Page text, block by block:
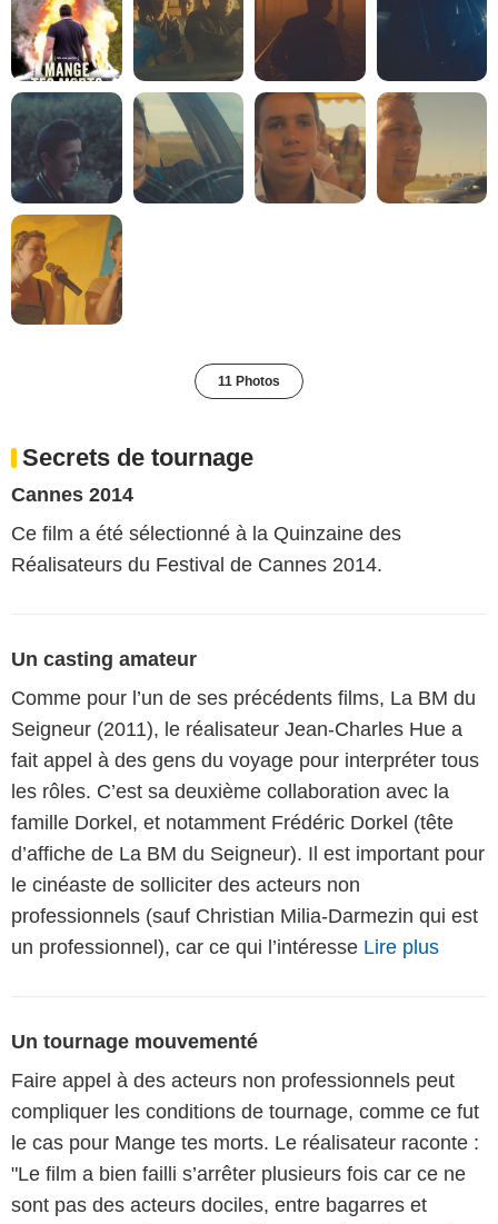
11 Photos
Secrets de tournage
Cannes 2014
Ce film a été sélectionné à la Quinzaine des
Réalisateurs du Festival de Cannes 2014.
Un casting amateur
Comme pour l’un de ses précédents films, La BM du
Seigneur (2011), le réalisateur Jean-Charles Hue a
fait appel à des gens du voyage pour interpréter tous
les rôles. C’est sa deuxième collaboration avec la
famille Dorkel, et notamment Frédéric Dorkel (tête
d’affiche de La BM du Seigneur). Il est important pour
le cinéaste de solliciter des acteurs non
professionnels (sauf Christian Milia-Darmezin qui est
un professionnel), car ce qui l’intéresse Lire plus
Un tournage mouvementé
Faire appel à des acteurs non professionnels peut
compliquer les conditions de tournage, comme ce fut
le cas pour Mange tes morts. Le réalisateur raconte :
"Le film a bien failli s’arrêter plusieurs fois car ce ne
sont pas des acteurs dociles, entre bagarres et